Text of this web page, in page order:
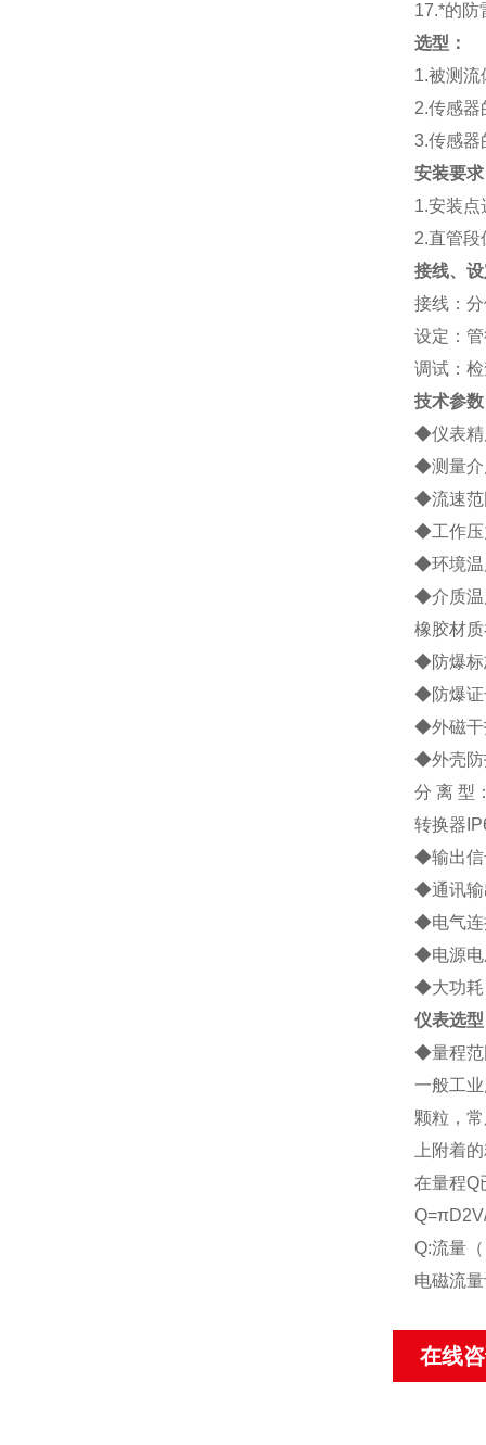
17.*的防
选型：
1.被测流
2.传感器
3.传感器
安装要
1.安装点
2.直管
接线、
接线：
设定：
调试：
技术参数
◆仪表精
◆测量介
◆流速范
◆工作压
◆环境
◆介质温
橡胶材
◆防爆标
◆防爆证
◆外磁干
◆外壳防
分 离 型
转换器
◆输出信
◆通讯输
◆电气连
◆电源电
◆大功耗
仪表选型
◆量程
一般工
颗粒，
上附着
在量程Q
Q:流量
电磁流
在线